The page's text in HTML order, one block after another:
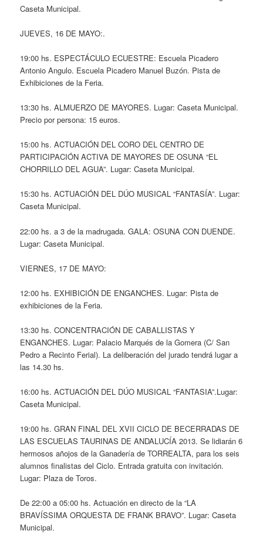
Caseta Municipal.
JUEVES, 16 DE MAYO:.
19:00 hs. ESPECTÁCULO ECUESTRE: Escuela Picadero
Antonio Angulo. Escuela Picadero Manuel Buzón. Pista de
Exhibiciones de la Feria.
13:30 hs. ALMUERZO DE MAYORES. Lugar: Caseta Municipal.
Precio por persona: 15 euros.
15:00 hs. ACTUACIÓN DEL CORO DEL CENTRO DE
PARTICIPACIÓN ACTIVA DE MAYORES DE OSUNA “EL
CHORRILLO DEL AGUA”. Lugar: Caseta Municipal.
15:30 hs. ACTUACIÓN DEL DÚO MUSICAL “FANTASÍA”. Lugar:
Caseta Municipal.
22:00 hs. a 3 de la madrugada. GALA: OSUNA CON DUENDE.
Lugar: Caseta Municipal.
VIERNES, 17 DE MAYO:
12:00 hs. EXHIBICIÓN DE ENGANCHES. Lugar: Pista de
exhibiciones de la Feria.
13:30 hs. CONCENTRACIÓN DE CABALLISTAS Y
ENGANCHES. Lugar: Palacio Marqués de la Gomera (C/ San
Pedro a Recinto Ferial). La deliberación del jurado tendrá lugar a
las 14.30 hs.
16:00 hs. ACTUACIÓN DEL DÚO MUSICAL “FANTASIA”.Lugar:
Caseta Municipal.
19:00 hs. GRAN FINAL DEL XVII CICLO DE BECERRADAS DE
LAS ESCUELAS TAURINAS DE ANDALUCÍA 2013. Se lidiarán 6
hermosos añojos de la Ganadería de TORREALTA, para los seis
alumnos finalistas del Ciclo. Entrada gratuita con invitación.
Lugar: Plaza de Toros.
De 22:00 a 05:00 hs. Actuación en directo de la “LA
BRAVÍSSIMA ORQUESTA DE FRANK BRAVO”. Lugar: Caseta
Municipal.